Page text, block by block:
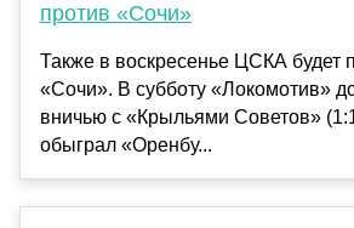
против «Сочи»
Также в воскресенье ЦСКА будет
«Сочи». В субботу «Локомотив»
вничью с «Крыльями Советов»
обыграл «Оренбу...